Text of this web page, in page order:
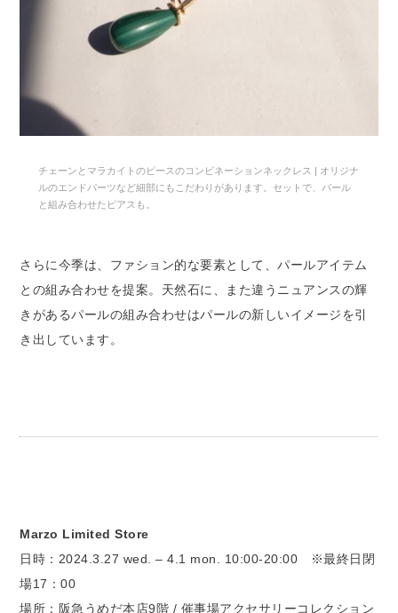
チェーンとマラカイトのピースのコンビネーションネックレス | オリジナ
ルのエンドパーツなど細部にもこだわりがあります。セットで、パール
と組み合わせたピアスも。
さらに今季は、ファション的な要素として、パールアイテム
との組み合わせを提案。天然石に、また違うニュアンスの輝
きがあるパールの組み合わせはパールの新しいイメージを引
き出しています。
Marzo Limited Store
日時：2024.3.27 wed. – 4.1 mon. 10:00-20:00 ※最終日閉
場17：00
場所：阪急うめだ本店9階 / 催事場アクセサリーコレクション